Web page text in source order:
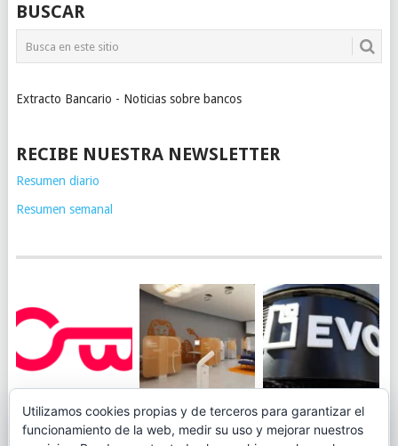
BUSCAR
Extracto Bancario - Noticias sobre bancos
RECIBE NUESTRA NEWSLETTER
Resumen diario
Resumen semanal
JUEGA AL
CANICÓDROMO
ING TOCA SUELO EN
LA RENTABILIDAD
EVO BANK
PERMITIRÁ
Utilizamos cookies propias y de terceros para garantizar el
funcionamiento de la web, medir su uso y mejorar nuestros